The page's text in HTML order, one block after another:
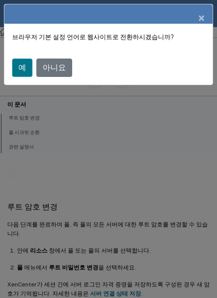
XenCenter XenCenter (젠센터)
루트 암호 변경
다음 단계를 완료하여 풀, 즉 풀의 모든 서버에 대한 루트 암호를 변경할 수 있습
니다.
안에 리소스 창에서 풀 또는 풀의 서버를 선택합니다.
풀 메뉴에서 루트 비밀번호 변경을 선택하세요.
XenCenter가 세션 간에 서버 로그인 자격 증명을 저장하도록 구성된 경우 새 암
호가 기억됩니다. 자세한 내용은 서버 연결 상태 저장
풀 보안
June 12, 2025
X
이 문서
루트 암호 변경
풀 시크릿 순환
관련 설명서
×
브라우저 기본 설정 언어로 웹사이트로 전환하시겠습니까?
예 아니요